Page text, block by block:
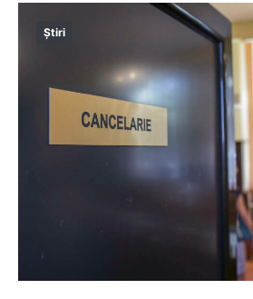
Știri